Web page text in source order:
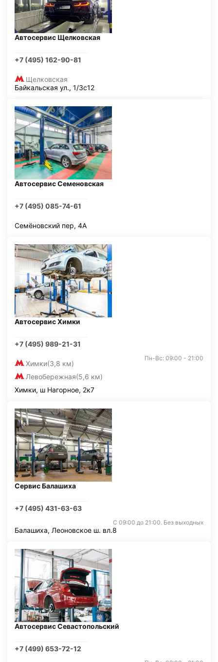
Автосервис Щелковская
+7 (495) 162-90-81
Щелковская
Байкальская ул., 1/3с12
Автосервис Семеновская
+7 (495) 085-74-61
Семёновский пер, 4А
Автосервис Химки
+7 (495) 989-21-31
Химки(3,8 км)
Левобережная(5,6 км)
Пн-Вс: 09:00 - 21:00
Химки, ш Нагорное, 2к7
Сервис Балашиха
+7 (495) 431-63-63
С 09:00 до 21:00. Без выходных
Балашиха, Леоновское ш. вл.8
Автосервис Севастопольский
+7 (499) 653-72-12